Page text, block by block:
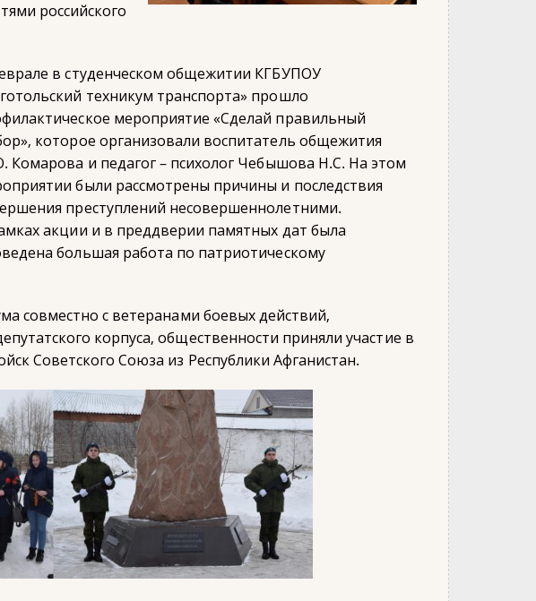
российского
в студенческом общежитии КГБУПОУ
техникум транспорта» прошло
мероприятие «Сделай правильный
которое организовали воспитатель общежития
Комарова и педагог – психолог Чебышова Н.С. На этом
были рассмотрены причины и последствия
преступлений несовершеннолетними.
акции и в преддверии памятных дат была
большая работа по патриотическому
совместно с ветеранами боевых действий,
корпуса, общественности приняли участие в
Советского Союза из Республики Афганистан.